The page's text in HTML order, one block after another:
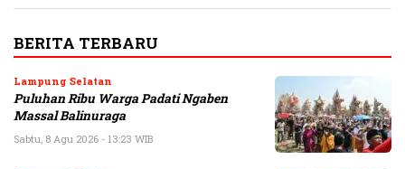
BERITA TERBARU
Lampung Selatan
Puluhan Ribu Warga Padati Ngaben
Massal Balinuraga
Sabtu, 8 Agu 2026 - 13:23 WIB